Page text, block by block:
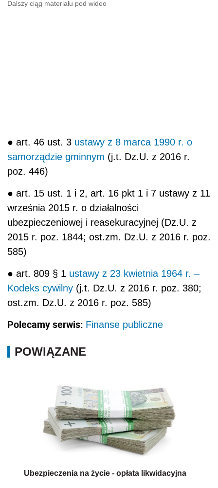
Dalszy ciąg materiału pod wideo
● art. 46 ust. 3 ustawy z 8 marca 1990 r. o
samorządzie gminnym (j.t. Dz.U. z 2016 r.
poz. 446)
● art. 15 ust. 1 i 2, art. 16 pkt 1 i 7 ustawy z 11
września 2015 r. o działalności
ubezpieczeniowej i reasekuracyjnej (Dz.U. z
2015 r. poz. 1844; ost.zm. Dz.U. z 2016 r. poz.
585)
● art. 809 § 1 ustawy z 23 kwietnia 1964 r. –
Kodeks cywilny (j.t. Dz.U. z 2016 r. poz. 380;
ost.zm. Dz.U. z 2016 r. poz. 585)
Polecamy serwis: Finanse publiczne
POWIĄZANE
Ubezpieczenia na życie - opłata likwidacyjna